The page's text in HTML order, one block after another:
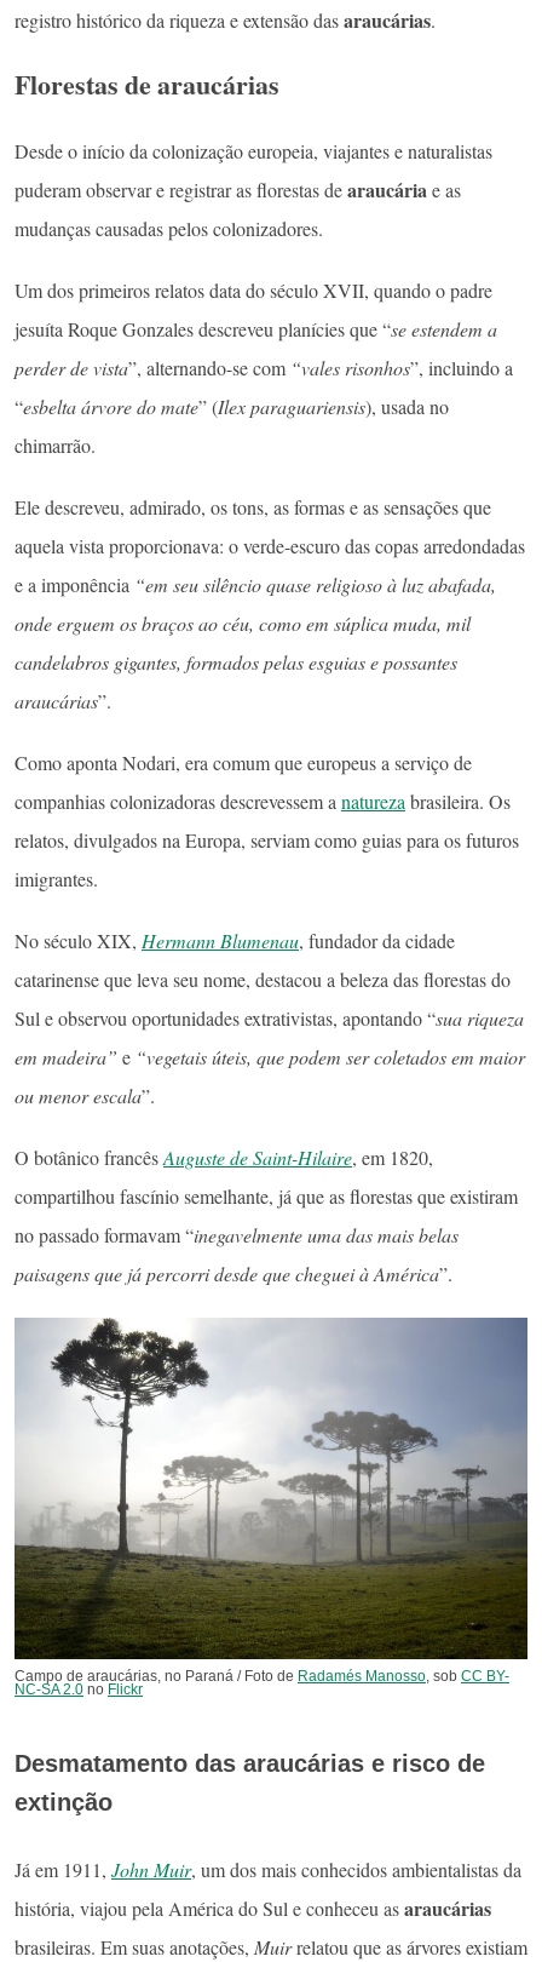
registro histórico da riqueza e extensão dasaraucárias.
Florestas de araucárias
Desde o início da colonização europeia, viajantes e naturalistas
puderam observar e registrar as florestas dearaucária e as
mudanças causadas pelos colonizadores.
Um dos primeiros relatos data do século XVII, quando o padre
jesuíta Roque Gonzales descreveu planícies que “se estendem a
perder de vista”, alternando-se com “vales risonhos”, incluindo a
“esbelta árvore do mate” (Ilex paraguariensis), usada no
chimarrão.
Ele descreveu, admirado, os tons, as formas e as sensações que
aquela vista proporcionava: o verde-escuro das copas arredondadas
e a imponência “em seu silêncio quase religioso à luz abafada,
onde erguem os braços ao céu, como em súplica muda, mil
candelabros gigantes, formados pelas esguias e possantes
araucárias”.
Como aponta Nodari, era comum que europeus a serviço de
companhias colonizadoras descrevessem a natureza brasileira. Os
relatos, divulgados na Europa, serviam como guias para os futuros
imigrantes.
No século XIX, Hermann Blumenau, fundador da cidade
catarinense que leva seu nome, destacou a beleza das florestas do
Sul e observou oportunidades extrativistas, apontando “sua riqueza
em madeira” e “vegetais úteis, que podem ser coletados em maior
ou menor escala”.
O botânico francêsAuguste de Saint-Hilaire, em 1820,
compartilhou fascínio semelhante, já que as florestas que existiram
no passado formavam “inegavelmente uma das mais belas
paisagens que já percorri desde que cheguei à América”.
Campo de araucárias, no Paraná / Foto de Radamés Manosso , sob CC BY-
NC-SA 2.0 no Flickr
Desmatamento das araucárias e risco de
extinção
Já em 1911, John Muir, um dos mais conhecidos ambientalistas da
história, viajou pela América do Sul e conheceu asaraucárias
brasileiras. Em suas anotações, Muirrelatou que as árvores existiam